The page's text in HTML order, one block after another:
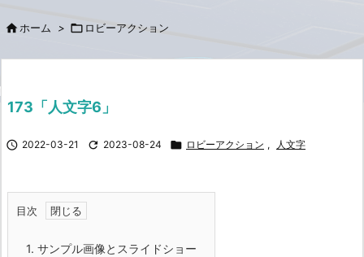

 ホーム >  ロビーアクション
173「人文字6」
 2022-03-21  2023-08-24  ロビーアクション , 人文字
目次
1. サンプル画像とスライドショー